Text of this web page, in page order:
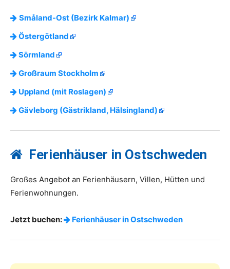
Småland-Ost (Bezirk Kalmar)
Östergötland
Sörmland
Großraum Stockholm
Uppland (mit Roslagen)
Gävleborg (Gästrikland, Hälsingland)
Ferienhäuser in Ostschweden
Großes Angebot an Ferienhäusern, Villen, Hütten und
Ferienwohnungen.
Jetzt buchen: Ferienhäuser in Ostschweden